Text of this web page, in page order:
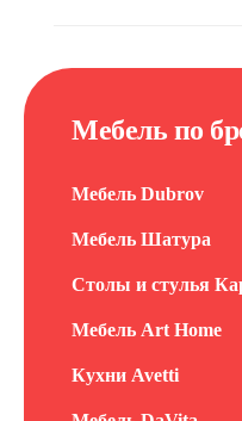
Мебель по
Мебель Dubrov
Мебель Шатура
Столы и стулья
Мебель Art Home
Кухни Avetti